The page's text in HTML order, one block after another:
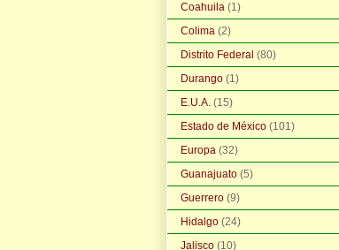
Coahuila (1)
Colima (2)
Distrito Federal (80)
Durango (1)
E.U.A. (15)
Estado de México (101)
Europa (32)
Guanajuato (5)
Guerrero (9)
Hidalgo (24)
Jalisco (10)